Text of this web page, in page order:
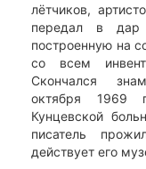
лётчиков,
передал в дар
построенную на
со всем
Скончался
октября 1969
Кунцевской
писатель
действует его